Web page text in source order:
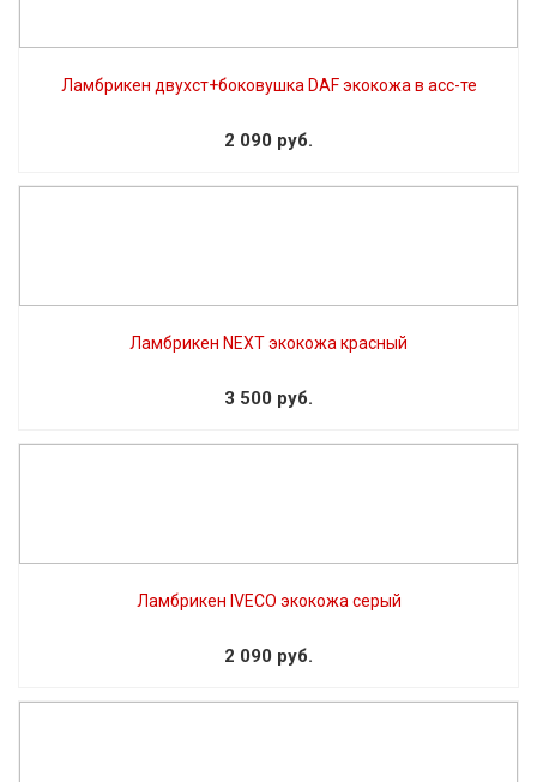
Ламбрикен двухст+боковушка DAF экокожа в асс-те
2 090 руб.
Ламбрикен NEXT экокожа красный
3 500 руб.
Ламбрикен IVECO экокожа серый
2 090 руб.